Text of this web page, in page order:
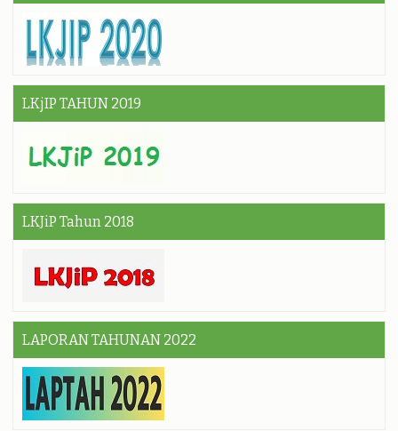
LKjIP TAHUN 2019
LKJiP Tahun 2018
LAPORAN TAHUNAN 2022